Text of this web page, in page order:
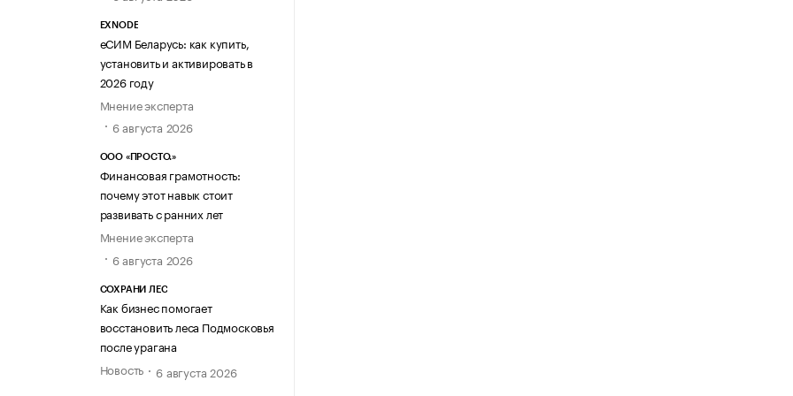
EXNODE
еСИМ Беларусь: как купить,
установить и активировать в
2026 году
Мнение эксперта
6 августа 2026
ООО «ПРОСТО.»
Финансовая грамотность:
почему этот навык стоит
развивать с ранних лет
Мнение эксперта
6 августа 2026
СОХРАНИ ЛЕС
Как бизнес помогает
восстановить леса Подмосковья
после урагана
Новость
6 августа 2026